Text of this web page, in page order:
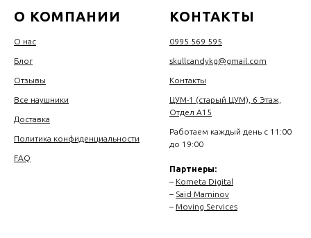
О КОМПАНИИ
О нас
Блог
Отзывы
Все наушники
Доставка
Политика конфиденциальности
FAQ
КОНТАКТЫ
0995 569 595
skullcandykg@gmail.com
Контакты
ЦУМ-1 (старый ЦУМ), 6 Этаж,
Отдел А15
Работаем каждый день с 11:00
до 19:00
Партнеры:
– Kometa Digital
– Said Maminov
– Moving Services